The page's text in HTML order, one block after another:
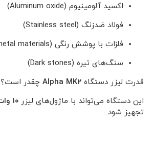
اکسید آلومینیوم (Aluminum oxide)
فولاد ضدزنگ (Stainless steel)
فلزات با پوشش رنگی (Coating metal materials)
سنگ‌های تیره (Dark stones)
قدرت لیزر دستگاه Alpha MK2 چقدر است؟
این دستگاه می‌تواند با ماژول‌های لیزر ۱۰ وات، ۲۰ وات و ۴۰ وات
تجهیز شود.